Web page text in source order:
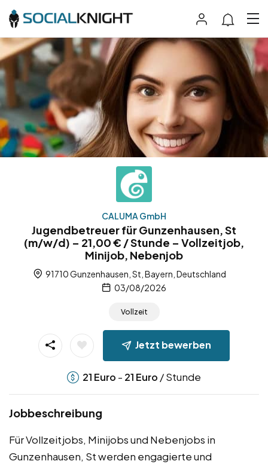
CALUMA GmbH
Jugendbetreuer für Gunzenhausen, St
(m/w/d) – 21,00 € / Stunde – Vollzeitjob,
Minijob, Nebenjob
91710 Gunzenhausen, St, Bayern, Deutschland
03/08/2026
Vollzeit
Jetzt bewerben
21 Euro - 21 Euro / Stunde
Jobbeschreibung
Für Vollzeitjobs, Minijobs und Nebenjobs in
Gunzenhausen, St werden engagierte und